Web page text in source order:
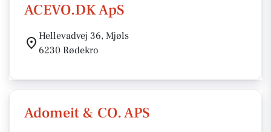
ACEVO.DK ApS
Hellevadvej 36, Mjøls
6230 Rødekro
Adomeit & CO. APS